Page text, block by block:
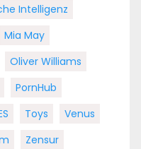
Intelligenz
Mia May
Oliver Williams
PornHub
Toys
Venus
Zensur